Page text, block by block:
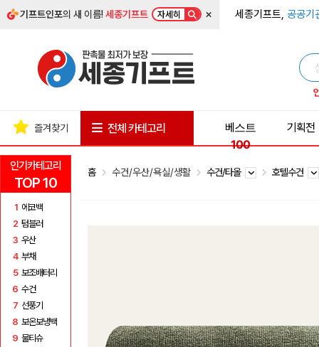
기프트인포의 새 이름!세종기프트 자세히 × 세종기프트, 공공기
인기카테고리
TOP 10
1 에코백
2 텀블러
3 우산
4 부채
5 보조배터리
6 수건
7 선풍기
8 보온보냉백
9 물티슈
즐겨찾기 전체 카테고리
베스트
100
기획전
홈 수건/우산/욕실/생활 수건/타올 호텔수건